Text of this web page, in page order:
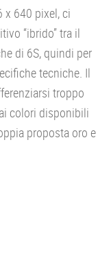
x 640 pixel, ci
“ibrido” tra il
di 6S, quindi per
tecniche. Il
troppo
colori disponibili
proposta oro e